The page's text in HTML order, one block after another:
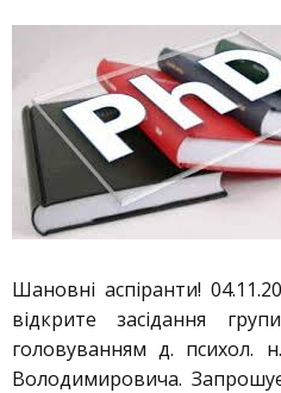
Шановні аспіранти!
відкрите засідання
головуванням д. психол.
Володимировича.